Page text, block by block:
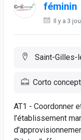
féminin
Il y a 3
Saint-Gilles-
Corto concept
AT1 - Coordonner
l’établissement